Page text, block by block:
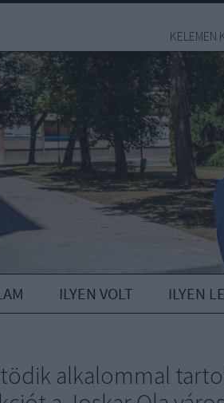
KELEMEN
ILYEN VOLT ILYEN
alkalommal